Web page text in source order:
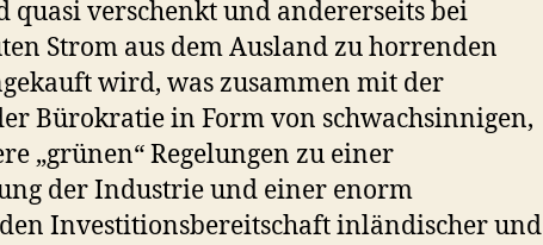
quasi verschenkt und andererseits bei
Strom aus dem Ausland zu horrenden
wird, was zusammen mit der
Bürokratie in Form von schwachsinnigen,
„grünen“ Regelungen zu einer
der Industrie und einer enorm
Investitionsbereitschaft inländischer und